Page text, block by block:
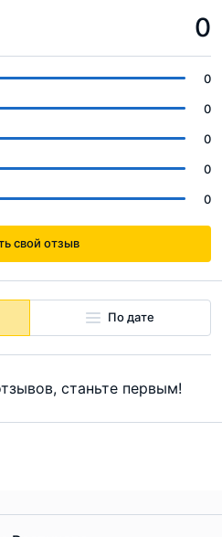
свой отзыв
По дате
станьте первым!
0
0
0
0
0
0